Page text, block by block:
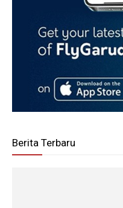
Berita Terbaru